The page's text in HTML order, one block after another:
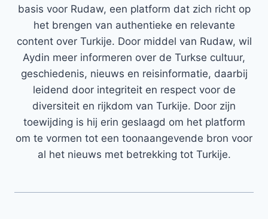
basis voor Rudaw, een platform dat zich richt op
het brengen van authentieke en relevante
content over Turkije. Door middel van Rudaw, wil
Aydin meer informeren over de Turkse cultuur,
geschiedenis, nieuws en reisinformatie, daarbij
leidend door integriteit en respect voor de
diversiteit en rijkdom van Turkije. Door zijn
toewijding is hij erin geslaagd om het platform
om te vormen tot een toonaangevende bron voor
al het nieuws met betrekking tot Turkije.